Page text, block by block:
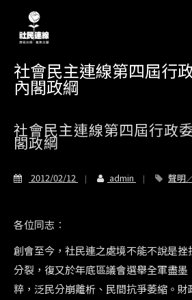
社會民主連線第四屆行
內閣政綱
社會民主連線第四屆行政
閣政綱
2012/02/12 admin 聲明
各位同志︰
創會至今，社民連之處境不能不說是
分裂，復又於年底區議會選舉全軍盡
粹，泛民分崩離析、民間抗爭萎縮。